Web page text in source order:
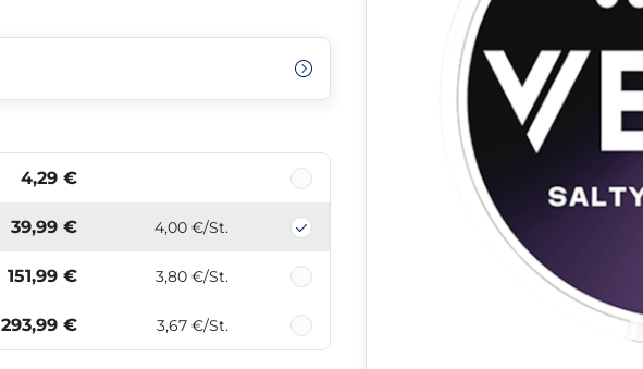
4,29 €
39,99 € 4,00 €/St.
151,99 € 3,80 €/St.
293,99 € 3,67 €/St.